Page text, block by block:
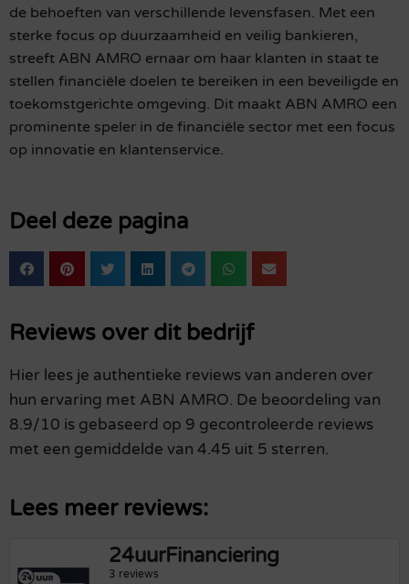
de behoeften van verschillende levensfasen. Met een
sterke focus op duurzaamheid en veilig bankieren,
streeft ABN AMRO ernaar om haar klanten in staat te
stellen financiële doelen te bereiken in een beveiligde en
toekomstgerichte omgeving. Dit maakt ABN AMRO een
prominente speler in de financiële sector met een focus
op innovatie en klantenservice.
Deel deze pagina
Reviews over dit bedrijf
Hier lees je authentieke reviews van anderen over
hun ervaring met ABN AMRO. De beoordeling van
8.9/10 is gebaseerd op 9 gecontroleerde reviews
met een gemiddelde van 4.45 uit 5 sterren.
Lees meer reviews:
24uurFinanciering
3 reviews